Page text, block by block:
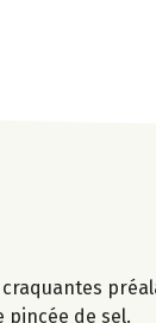
de sel.